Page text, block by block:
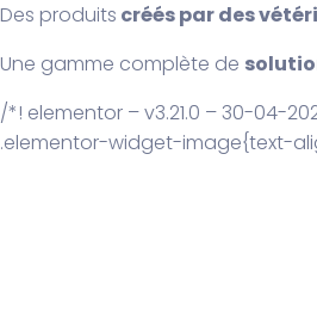
Des produits créés par des
Une gamme complète de
/*! elementor – v3.21.0 – 30-04-
.elementor-widget-image{text-